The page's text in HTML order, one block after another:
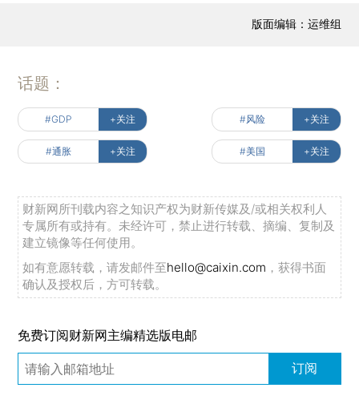
版面编辑：运维组
话题：
#GDP +关注 #风险 +关注
#通胀 +关注 #美国 +关注
财新网所刊载内容之知识产权为财新传媒及/或相关权利人
专属所有或持有。未经许可，禁止进行转载、摘编、复制及
建立镜像等任何使用。
如有意愿转载，请发邮件至hello@caixin.com ，获得书面
确认及授权后，方可转载。
免费订阅财新网主编精选版电邮
订阅